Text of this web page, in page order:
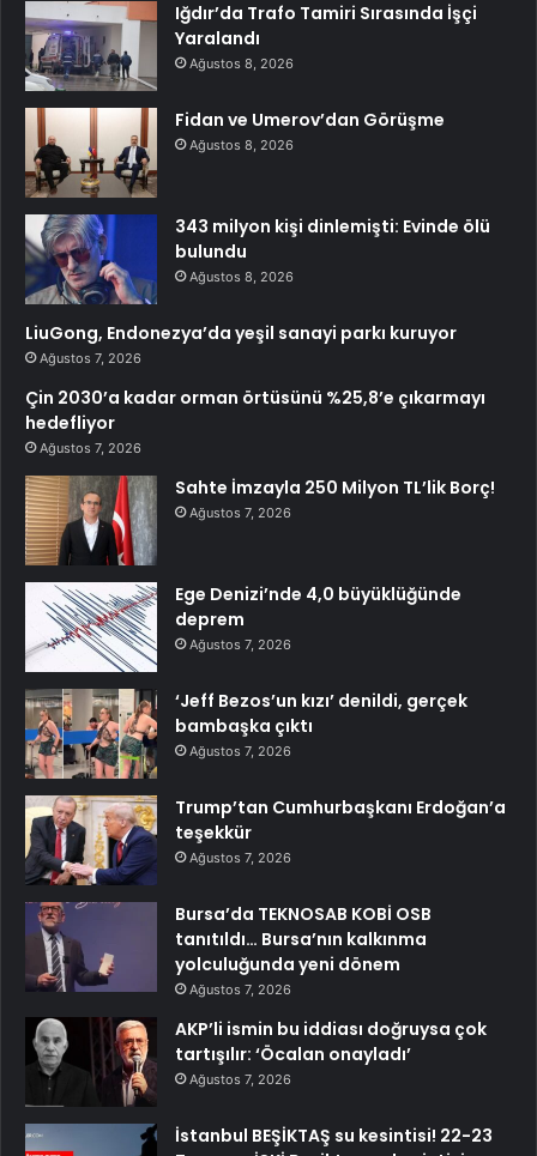
Iğdır’da Trafo Tamiri Sırasında İşçi
Yaralandı
Ağustos 8, 2026
Fidan ve Umerov’dan Görüşme
Ağustos 8, 2026
343 milyon kişi dinlemişti: Evinde ölü
bulundu
Ağustos 8, 2026
LiuGong, Endonezya’da yeşil sanayi parkı kuruyor
Ağustos 7, 2026
Çin 2030’a kadar orman örtüsünü %25,8’e çıkarmayı
hedefliyor
Ağustos 7, 2026
Sahte İmzayla 250 Milyon TL’lik Borç!
Ağustos 7, 2026
Ege Denizi’nde 4,0 büyüklüğünde
deprem
Ağustos 7, 2026
‘Jeff Bezos’un kızı’ denildi, gerçek
bambaşka çıktı
Ağustos 7, 2026
Trump’tan Cumhurbaşkanı Erdoğan’a
teşekkür
Ağustos 7, 2026
Bursa’da TEKNOSAB KOBİ OSB
tanıtıldı… Bursa’nın kalkınma
yolculuğunda yeni dönem
Ağustos 7, 2026
AKP’li ismin bu iddiası doğruysa çok
tartışılır: ‘Öcalan onayladı’
Ağustos 7, 2026
İstanbul BEŞİKTAŞ su kesintisi! 22-23